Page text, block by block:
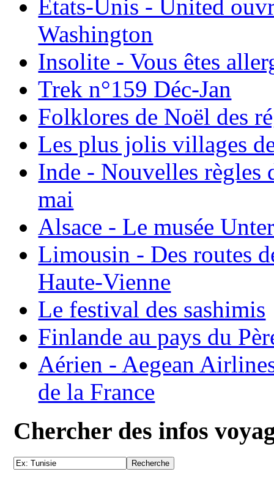
États-Unis - United
Washington
Insolite - Vous êtes
Trek n°159 Déc-Jan
Folklores de Noël des
Les plus jolis villages
Inde - Nouvelles règles
mai
Alsace - Le musée
Limousin - Des routes
Haute-Vienne
Le festival des sashimis
Finlande au pays du
Aérien - Aegean
de la France
Chercher des infos